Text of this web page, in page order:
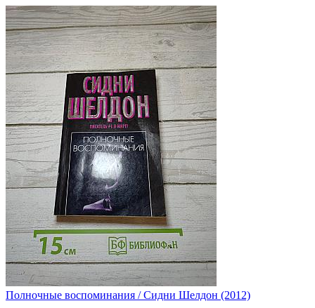
Полночные воспоминания / Сидни Шелдон (2012)